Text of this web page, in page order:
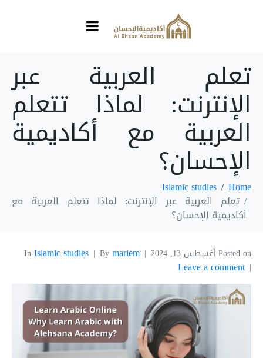
تعلم العربية عبر
الإنترنت: لماذا تتعلم
العربية مع أكاديمية
الإحسان؟
Home
Islamic studies
تعلم العربية عبر الإنترنت: لماذا تتعلم العربية مع
أكاديمية الإحسان؟
Posted onأغسطس 13, 2024 Bymariem
InIslamic studies
Leave a comment